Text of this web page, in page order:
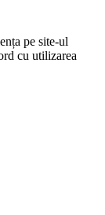
pe site-ul
cu utilizarea